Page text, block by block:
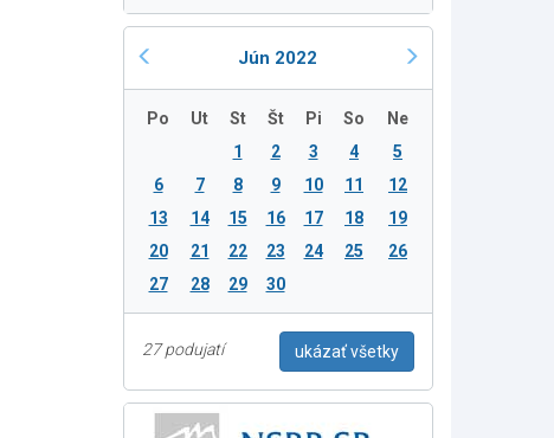
Jún 2022
Po Ut St Št Pi So
Ne
1
2 3 4
5
6
7 8 9 10 11
12
13
14 15 16 17 18
19
20
21 22 23 24 25
26
27
28 29 30
27 podujatí ukázať všetky